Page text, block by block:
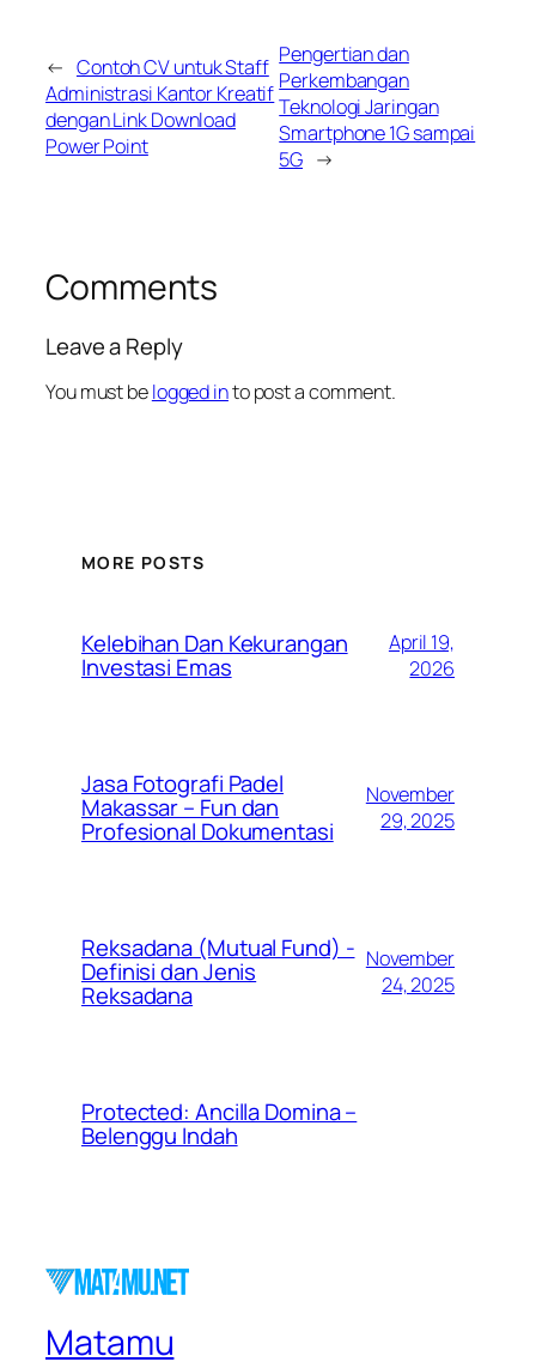
← Contoh CV untuk Staff
Administrasi Kantor Kreatif
dengan Link Download
Power Point
Pengertian dan
Perkembangan
Teknologi Jaringan
Smartphone 1G sampai
5G →
Comments
Leave a Reply
You must belogged into post a comment.
MORE POSTS
Kelebihan Dan Kekurangan
Investasi Emas
April 19,
2026
Jasa Fotografi Padel
Makassar – Fun dan
Profesional Dokumentasi
November
29, 2025
Reksadana (Mutual Fund) -
Definisi dan Jenis
Reksadana
November
24, 2025
Protected: Ancilla Domina –
Belenggu Indah
Matamu